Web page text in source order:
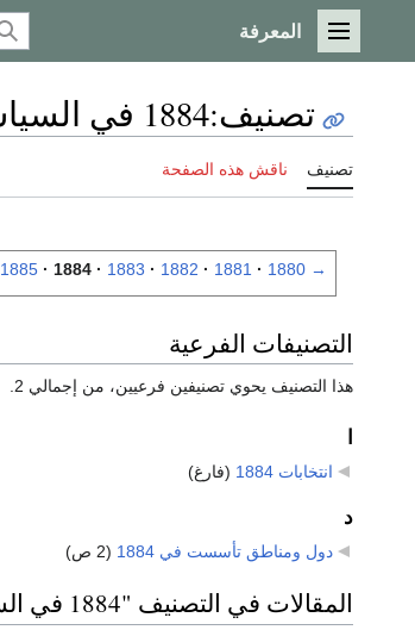
القائمة الرئيسية
المعرفة
تصنيف:1884 في السياسة
تصنيف ناقش هذه الصفحة
→
1880
1881
1882
1883
1884
1885
التصنيفات الفرعية
هذا التصنيف يحوي تصنيفين فرعيين، من إجمالي 2.
انتخابات 1884 (فارغ)
د
دول ومناطق تأسست في 1884 (2 ص)
المقالات في التصنيف "1884 في السياسة"